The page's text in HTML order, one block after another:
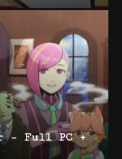
– Full PC +